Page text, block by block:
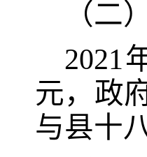
（二
2021
元，政
与县十